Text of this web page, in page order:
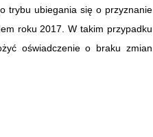
trybu ubiegania się o przyznanie
roku 2017. W takim przypadku
oświadczenie o braku zmian